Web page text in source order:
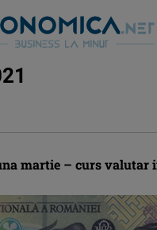
martie – curs valutar